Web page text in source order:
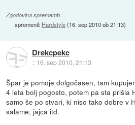
Zgodovina sprememb…
spremenil: Hardstyle(16. sep 2010 ob 21:13)
Drekcpekc
:: 16. sep 2010, 21:13
Špar je pomoje dolgočasen, tam
4 leta bolj pogosto, potem pa sta prišla
samo še po stvari, ki niso tako dobre v
salame, jajca itd.